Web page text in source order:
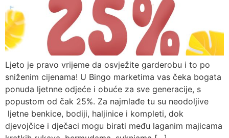
Ljeto je pravo vrijeme da osvježite garderobu i to po
sniženim cijenama! U Bingo marketima vas čeka bogata
ponuda ljetnne odjeće i obuće za sve generacije, s
popustom od čak 25%. Za najmlađe tu su neodoljive
ljetne benkice, bodiji, haljinice i kompleti, dok
djevojčice i dječaci mogu birati među laganim majicama